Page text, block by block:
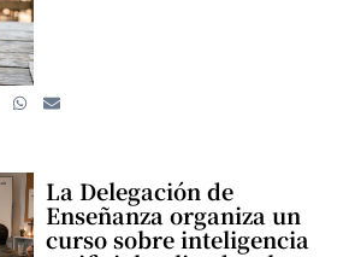
La Delegación de
Enseñanza organiza un
curso sobre inteligencia